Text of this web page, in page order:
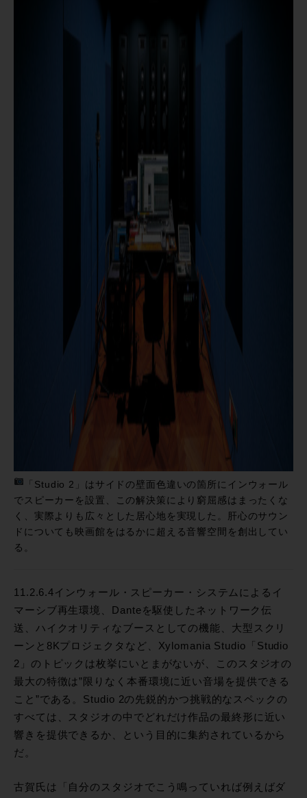
「Studio 2」はサイドの壁面色違いの箇所にインウォール
でスピーカーを設置、この解決策により窮屈感はまったくな
く、実際よりも広々とした居心地を実現した。肝心のサウン
ドについても映画館をはるかに超える音響空間を創出してい
る。
11.2.6.4インウォール・スピーカー・システムによるイ
マーシブ再生環境、Danteを駆使したネットワーク伝
送、ハイクオリティなブースとしての機能、大型スクリ
ーンと8Kプロジェクタなど、Xylomania Studio「Studio
2」のトピックは枚挙にいとまがないが、このスタジオの
最大の特徴は”限りなく本番環境に近い音場を提供できる
こと”である。Studio 2の先鋭的かつ挑戦的なスペックの
すべては、スタジオの中でどれだけ作品の最終形に近い
響きを提供できるか、という目的に集約されているから
だ。
古賀氏は「自分のスタジオでこう鳴っていれば例えばダ